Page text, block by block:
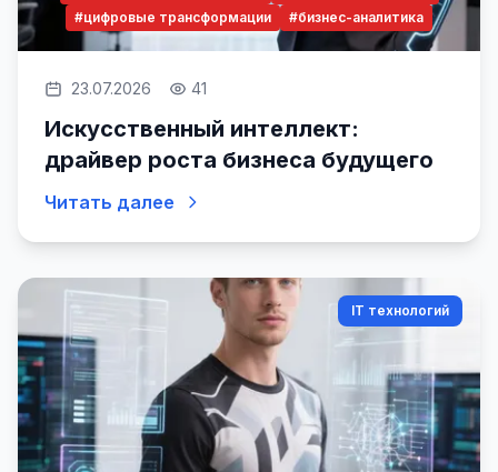
#цифровые трансформации
#бизнес-аналитика
23.07.2026 41
Искусственный интеллект:
драйвер роста бизнеса будущего
Читать далее
IT технологий